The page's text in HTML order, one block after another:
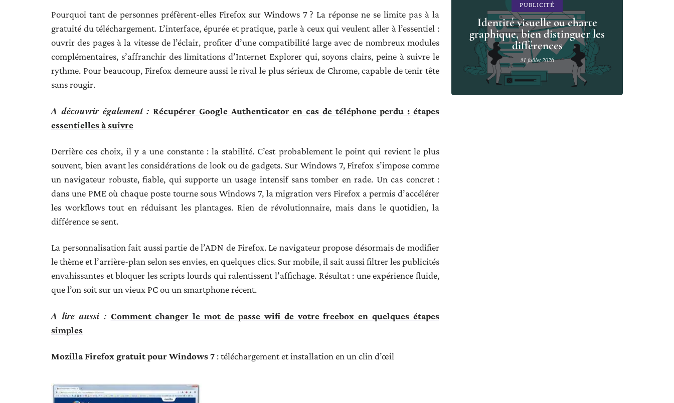
Pourquoi tant de personnes préfèrent-elles Firefox sur Windows 7 ? La réponse ne se limite pas à la
gratuité du téléchargement. L’interface, épurée et pratique, parle à ceux qui veulent aller à l’essentiel :
ouvrir des pages à la vitesse de l’éclair, profiter d’une compatibilité large avec de nombreux modules
complémentaires, s’affranchir des limitations d’Internet Explorer qui, soyons clairs, peine à suivre le
rythme. Pour beaucoup, Firefox demeure aussi le rival le plus sérieux de Chrome, capable de tenir tête
sans rougir.
A découvrir également : Récupérer Google Authenticator en cas de téléphone perdu : étapes
essentielles à suivre
Derrière ces choix, il y a une constante : la stabilité. C’est probablement le point qui revient le plus
souvent, bien avant les considérations de look ou de gadgets. Sur Windows 7, Firefox s’impose comme
un navigateur robuste, fiable, qui supporte un usage intensif sans tomber en rade. Un cas concret :
dans une PME où chaque poste tourne sous Windows 7, la migration vers Firefox a permis d’accélérer
les workflows tout en réduisant les plantages. Rien de révolutionnaire, mais dans le quotidien, la
différence se sent.
La personnalisation fait aussi partie de l’ADN de Firefox. Le navigateur propose désormais de modifier
le thème et l’arrière-plan selon ses envies, en quelques clics. Sur mobile, il sait aussi filtrer les publicités
envahissantes et bloquer les scripts lourds qui ralentissent l’affichage. Résultat : une expérience fluide,
que l’on soit sur un vieux PC ou un smartphone récent.
A lire aussi : Comment changer le mot de passe wifi de votre freebox en quelques étapes
simples
Mozilla Firefox gratuit pour Windows 7 : téléchargement et installation en un clin d’œil
PUBLICITÉ
Identité visuelle ou charte
graphique, bien distinguer les
différences
31 juillet 2026